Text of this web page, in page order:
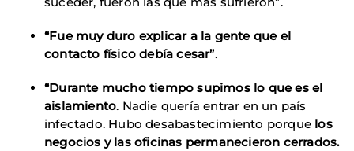
“Fue muy duro explicar a la gente que el
contacto físico debía cesar”.
“Durante mucho tiempo supimos lo que es el
aislamiento. Nadie quería entrar en un país
infectado. Hubo desabastecimiento porque los
negocios y las oficinas permanecieron cerrados.